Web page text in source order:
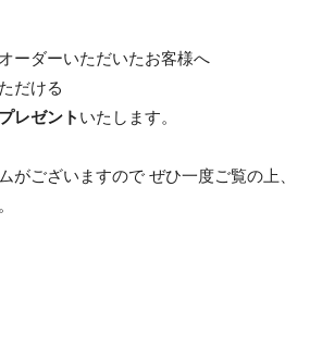
ーダーいただいたお客様へ
だける
レゼント いたします。
がございますので ぜひ一度ご覧の上、